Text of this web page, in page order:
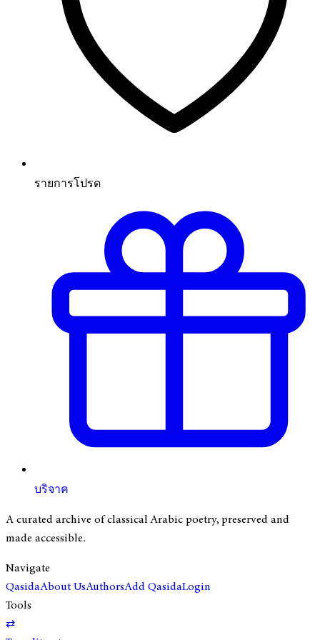
รายการโปรด
บริจาค
A curated archive of classical Arabic poetry, preserved and
made accessible.
Navigate
QasidaAbout UsAuthorsAdd QasidaLogin
Tools
⇄